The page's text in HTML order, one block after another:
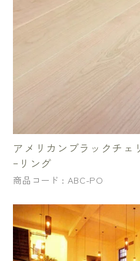
アメリカンブラックチェ
ｰリング
商品コード : ABC-PO